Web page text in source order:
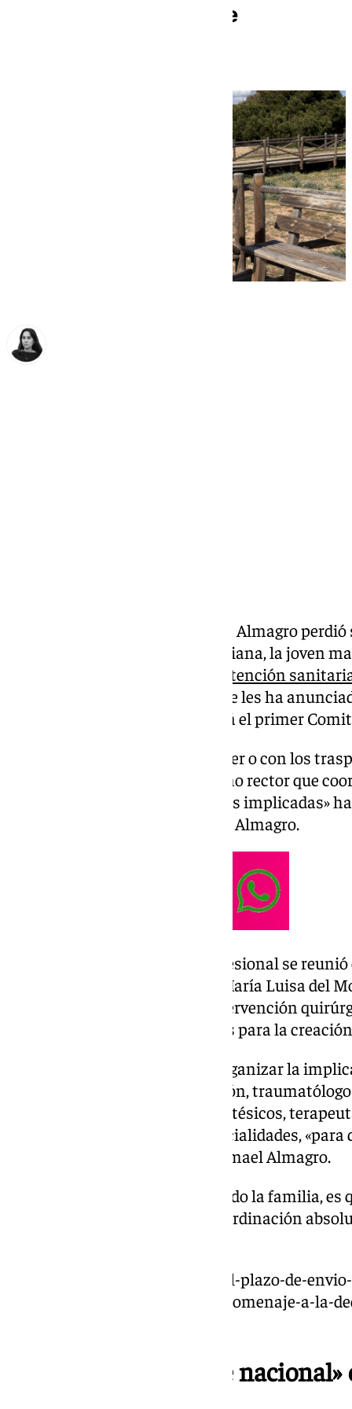
Comité Asistencial de
Desde que la parasurfista Sarah Almagro
causa de una meningitis bacteriana, la joven
atención
consiguiendo logros como el que les ha
Andalucía: la comunidad tendrá el primer
«Al igual que sucede con el cáncer o con los
también contarán con un órgano rector que
posteriores de las especialidades implicadas»
101TV el padre de Sarah, Ismael Almagro.
El padre de la parasurfista profesional se
con la viceconsejera de Salud, María Luisa del
en la gestión de este tipo de intervención
Junta está redactando las bases para la
Su función será, por lo tanto, organizar la
cuiden la terminación del muñón,
articulares, rehabilitadores, protésicos,
la adaptación, entre otras especialidades,
salir, que es perfecto», indica Ismael Almagro.
El objetivo, según ha manifestado la familia, es
pasado ellos debido a la «descoordinación
https://www.101tv.es/abierto-el-plazo-de-
premio-patrocinio-gomez-un-homenaje-a-la-
Andalucía, «referente